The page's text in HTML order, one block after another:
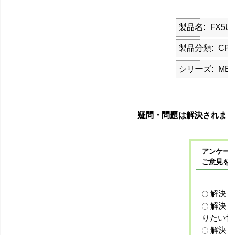
製品名
製品分類
シリーズ
疑問・問題は解決され
アンケ
ご意見
解
解
りた
解